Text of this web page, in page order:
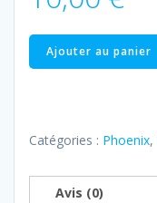
quantité
de
26
Ajouter au panier
Catégories : Phoenix,
Avis (0)